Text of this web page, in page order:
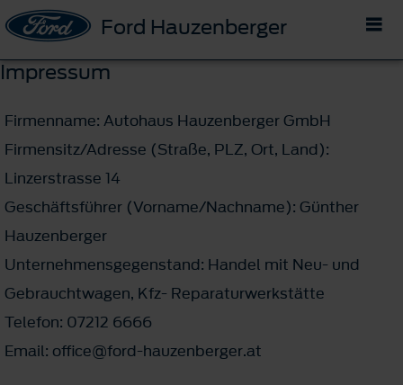
Ford Hauzenberger
Impressum
Firmenname: Autohaus Hauzenberger GmbH
Firmensitz/Adresse (Straße, PLZ, Ort, Land):
Linzerstrasse 14
Geschäftsführer (Vorname/Nachname): Günther
Hauzenberger
Unternehmensgegenstand: Handel mit Neu- und
Gebrauchtwagen, Kfz- Reparaturwerkstätte
Telefon: 07212 6666
Email: office@ford-hauzenberger.at